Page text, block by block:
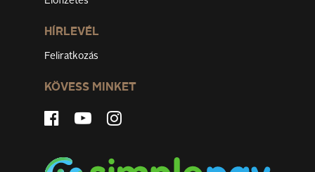
HÍRLEVÉL
Feliratkozás
KÖVESS MINKET